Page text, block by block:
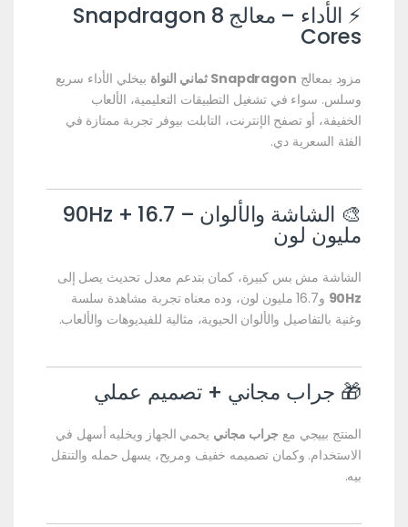
⚡ الأداء – معالج Snapdragon 8
Cores
مزود بمعالج Snapdragon ثماني النواة
بيخلي الأداء سريع
وسلس. سواء في تشغيل التطبيقات التعليمية، الألعاب
الخفيفة، أو تصفح الإنترنت، التابلت بيوفر تجربة ممتازة في
الفئة السعرية دي.
🎨 الشاشة والألوان – 90Hz + 16.7
مليون لون
الشاشة مش بس كبيرة، كمان بتدعم معدل تحديث يصل إلى
90Hz
و16.7 مليون لون، وده معناه تجربة مشاهدة سلسة
وغنية بالتفاصيل والألوان الحيوية، مثالية للفيديوهات والألعاب.
🎁 جراب مجاني + تصميم عملي
المنتج بييجي مع جراب مجاني يحمي الجهاز ويخليه أسهل في
الاستخدام. وكمان تصميمه خفيف ومريح، يسهل حمله والتنقل
بيه.